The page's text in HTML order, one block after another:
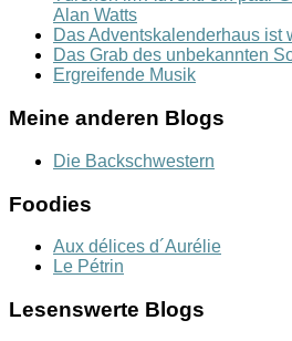
Alan Watts
Das Adventskalenderhaus ist
Das Grab des unbekannten
Ergreifende Musik
Meine anderen Blogs
Die Backschwestern
Foodies
Aux délices d´Aurélie
Le Pétrin
Lesenswerte Blogs